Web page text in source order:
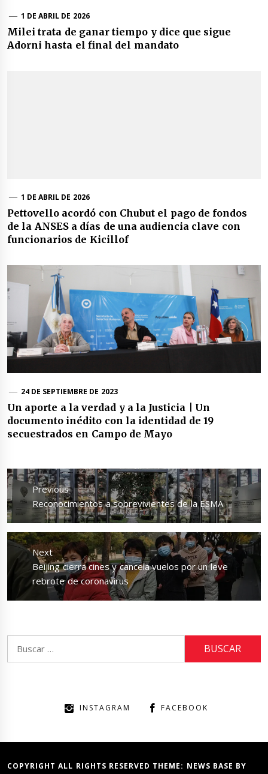
1 DE ABRIL DE 2026
Milei trata de ganar tiempo y dice que sigue
Adorni hasta el final del mandato
1 DE ABRIL DE 2026
Pettovello acordó con Chubut el pago de fondos
de la ANSES a días de una audiencia clave con
funcionarios de Kicillof
24 DE SEPTIEMBRE DE 2023
Un aporte a la verdad y a la Justicia | Un
documento inédito con la identidad de 19
secuestrados en Campo de Mayo
Navegación
de
entradas
Previous
Previous
post:
Reconocimientos a sobrevivientes de la ESMA
Next
Next
post:
Beijing cierra cines y cancela vuelos por un leve
rebrote de coronavirus
INSTAGRAM FACEBOOK
COPYRIGHT ALL RIGHTS RESERVED THEME: NEWS BASE BY